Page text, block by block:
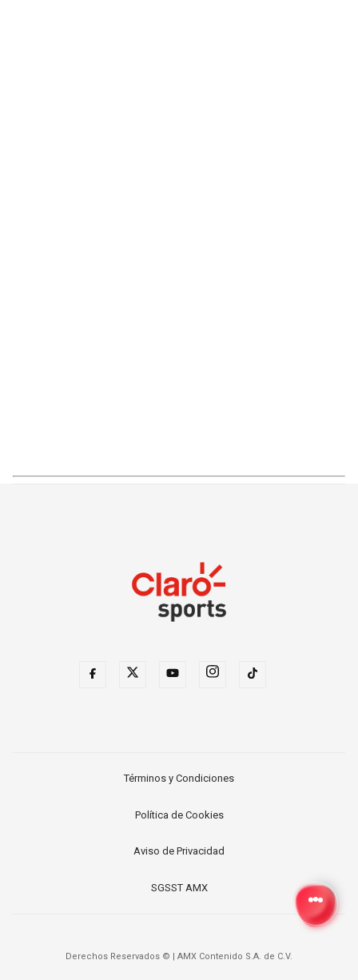
Términos y Condiciones
Política de Cookies
Aviso de Privacidad
SGSST AMX
Derechos Reservados © AMX Contenido S.A. de C.V.